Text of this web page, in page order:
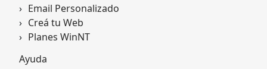
Email Personalizado
Creá tu Web
Planes WinNT
Ayuda